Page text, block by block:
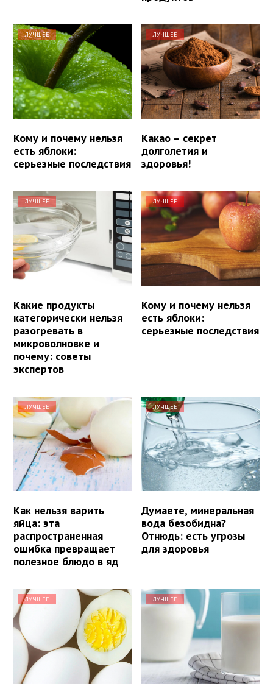
ЛУЧШЕЕ
Кому и почему нельзя
есть яблоки:
серьезные последствия
ЛУЧШЕЕ
Какао – секрет
долголетия и
здоровья!
ЛУЧШЕЕ
Какие продукты
категорически нельзя
разогревать в
микроволновке и
почему: советы
экспертов
ЛУЧШЕЕ
Кому и почему нельзя
есть яблоки:
серьезные последствия
ЛУЧШЕЕ
Как нельзя варить
яйца: эта
распространенная
ошибка превращает
полезное блюдо в яд
ЛУЧШЕЕ
Думаете, минеральная
вода безобидна?
Отнюдь: есть угрозы
для здоровья
ЛУЧШЕЕ ЛУЧШЕЕ